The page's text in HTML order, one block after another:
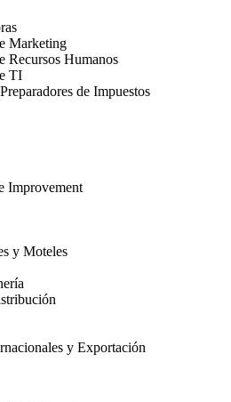
Marketing
Recursos Humanos
TI
de Impuestos
Improvement
y Moteles
y Exportación